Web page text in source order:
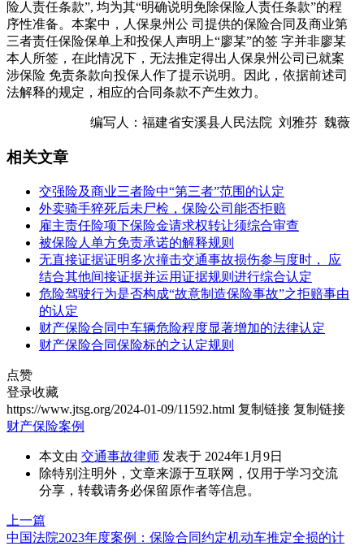
险人责任条款”, 均为其“明确说明免除保险人责任条款”的程
序性准备。本案中，人保泉州公 司提供的保险合同及商业第
三者责任保险保单上和投保人声明上“廖某”的签 字并非廖某
本人所签，在此情况下，无法推定得出人保泉州公司已就案
涉保险 免责条款向投保人作了提示说明。因此，依据前述司
法解释的规定，相应的合同条款不产生效力。
编写人：福建省安溪县人民法院 刘雅芬 魏薇
相关文章
交强险及商业三者险中“第三者”范围的认定
外卖骑手猝死后未尸检，保险公司能否拒赔
雇主责任险项下保险金请求权转让须综合审查
被保险人单方免责承诺的解释规则
无直接证据证明多次撞击交通事故损伤参与度时， 应
结合其他间接证据并运用证据规则进行综合认定
危险驾驶行为是否构成“故意制造保险事故”之拒赔事由
的认定
财产保险合同中车辆危险程度显著增加的法律认定
财产保险合同保险标的之认定规则
点赞
登录收藏
https://www.jtsg.org/2024-01-09/11592.html 复制链接 复制链接
财产保险案例
本文由 交通事故律师 发表于 2024年1月9日
除特别注明外，文章来源于互联网，仅用于学习交流
分享，转载请务必保留原作者等信息。
上一篇
中国法院2023年度案例：保险合同约定机动车推定全损的计